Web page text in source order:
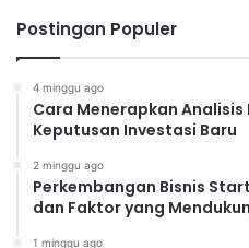
Postingan Populer
4 minggu ago
Cara Menerapkan Analisis
Keputusan Investasi Baru
2 minggu ago
Perkembangan Bisnis
dan Faktor yang
1 minggu ago